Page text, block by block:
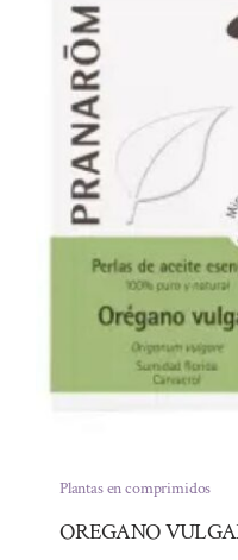
Plantas en comprimidos
OREGANO